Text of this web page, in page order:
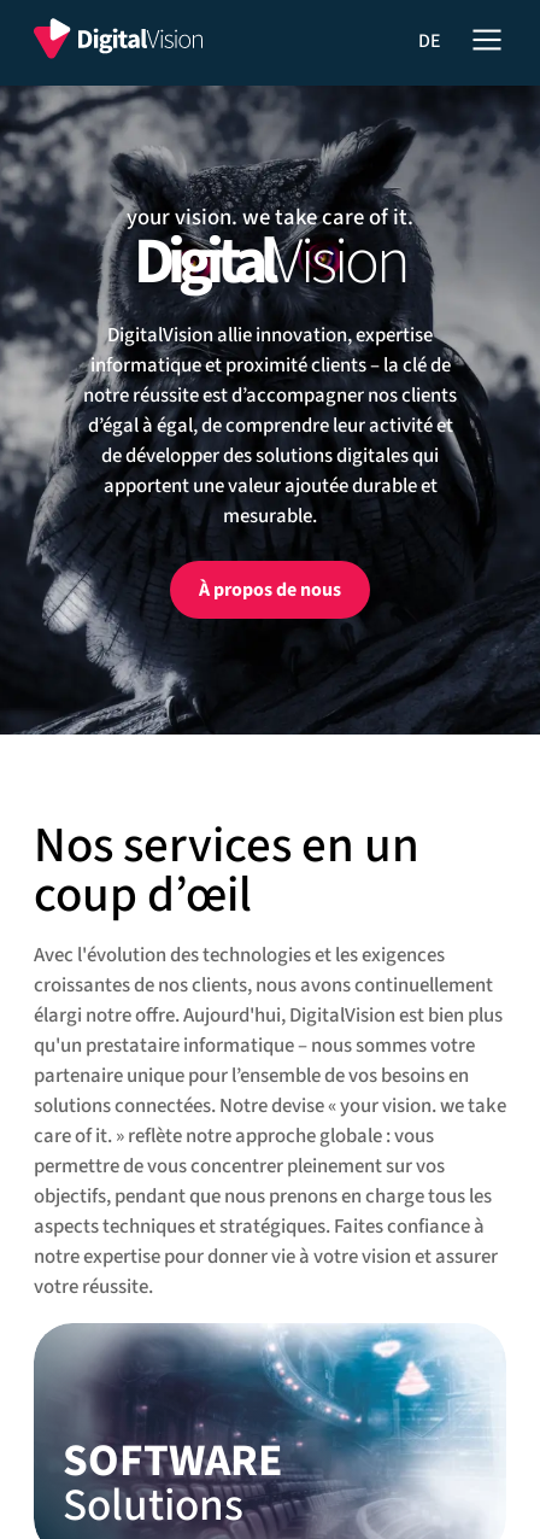
DE
Digital Vision
Menu
de
navigation
principal
Digital
Vision
your vision. we take care of it.
DigitalVision
DigitalVision allie innovation, expertise
informatique et proximité clients – la clé de
notre réussite est d’accompagner nos clients
d’égal à égal, de comprendre leur activité et
de développer des solutions digitales qui
apportent une valeur ajoutée durable et
mesurable.
À propos de nous
Nos services en un
coup d’œil
Avec l'évolution des technologies et les exigences
croissantes de nos clients, nous avons continuellement
élargi notre offre. Aujourd'hui, DigitalVision est bien plus
qu'un prestataire informatique – nous sommes votre
partenaire unique pour l’ensemble de vos besoins en
solutions connectées. Notre devise « your vision. we take
care of it. » reflète notre approche globale : vous
permettre de vous concentrer pleinement sur vos
objectifs, pendant que nous prenons en charge tous les
aspects techniques et stratégiques. Faites confiance à
notre expertise pour donner vie à votre vision et assurer
votre réussite.
SOFTWARE
Solutions